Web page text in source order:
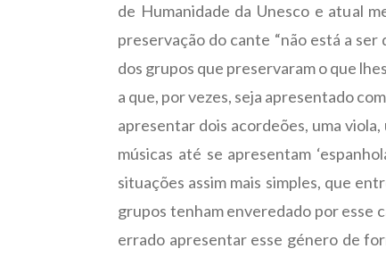
de Humanidade da Unesco e atual
preservação do cante “não está a
dos grupos que preservaram o que
a que, por vezes, seja apresentado
apresentar dois acordeões, uma
músicas até se apresentam
situações assim mais simples, que
grupos tenham enveredado por esse
errado apresentar esse género de